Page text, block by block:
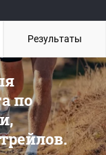
по
Результаты